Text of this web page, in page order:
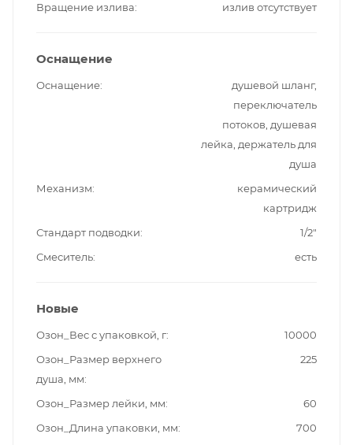
Вращение излива излив отсутствует
Оснащение
Оснащение
душевой шланг,
переключатель
потоков, душевая
лейка, держатель для
душа
Механизм
керамический
картридж
Стандарт подводки
1/2"
Смеситель
есть
Новые
Озон_Вес с упаковкой, г
10000
Озон_Размер верхнего
душа, мм
225
Озон_Размер лейки, мм
60
Озон_Длина упаковки, мм
700